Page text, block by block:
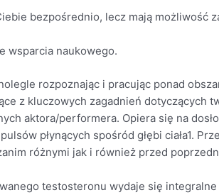
bezpośrednio, lecz mają możliwość
wsparcia naukowego.
rozpoznając i pracując ponad
z kluczowych zagadnień dotyczących
aktora/performera. Opiera się na
płynących spośród głębi ciała1.
różnymi jak i również przed
testosteronu wydaje się